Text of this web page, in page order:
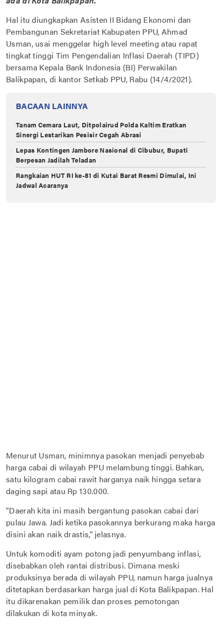
Hal itu diungkapkan Asisten II Bidang Ekonomi dan
Pembangunan Sekretariat Kabupaten PPU, Ahmad
Usman, usai menggelar high level meeting atau rapat
tingkat tinggi Tim Pengendalian Inflasi Daerah (TIPD)
bersama Kepala Bank Indonesia (BI) Perwakilan
Balikpapan, di kantor Setkab PPU, Rabu (14/4/2021).
BACAAN LAINNYA
Tanam Cemara Laut, Ditpolairud Polda Kaltim Eratkan
Sinergi Lestarikan Pesisir Cegah Abrasi
Lepas Kontingen Jambore Nasional di Cibubur, Bupati
Berpesan Jadilah Teladan
Rangkaian HUT RI ke-81 di Kutai Barat Resmi Dimulai, Ini
Jadwal Acaranya
Menurut Usman, minimnya pasokan menjadi penyebab
harga cabai di wilayah PPU melambung tinggi. Bahkan,
satu kilogram cabai rawit harganya naik hingga setara
daging sapi atau Rp 130.000.
“Daerah kita ini masih bergantung pasokan cabai dari
pulau Jawa. Jadi ketika pasokannya berkurang maka harga
disini akan naik drastis,” jelasnya.
Untuk komoditi ayam potong jadi penyumbang inflasi,
disebabkan oleh rantai distribusi. Dimana meski
produksinya berada di wilayah PPU, namun harga jualnya
ditetapkan berdasarkan harga jual di Kota Balikpapan. Hal
itu dikarenakan pemilik dan proses pemotongan
dilakukan di kota minyak.